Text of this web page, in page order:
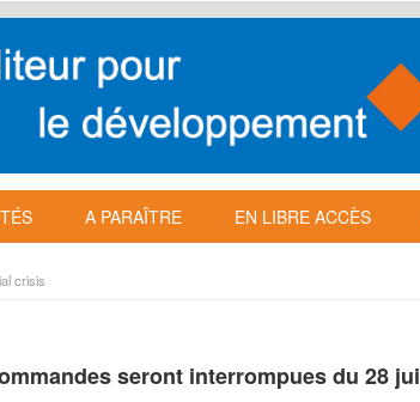
A PARAÎTRE EN LIBRE ACCÈS
crisis
seront interrompues du 28